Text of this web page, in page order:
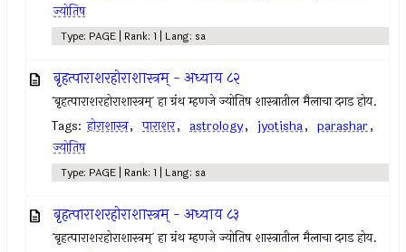
ज्योतिष
Type: PAGE | Rank: 1 | Lang: sa
बृहत्पाराशरहोराशास्त्रम् - अध्याय ८२
`बृहत्पाराशरहोराशास्त्रम्` हा ग्रंथ म्हणजे ज्योतिष शास्त्रातील मैलाचा दगड होय.
Tags: होराशास्त्र, पाराशर, astrology, jyotisha, parashar,
ज्योतिष
Type: PAGE | Rank: 1 | Lang: sa
बृहत्पाराशरहोराशास्त्रम् - अध्याय ८३
`बृहत्पाराशरहोराशास्त्रम्` हा ग्रंथ म्हणजे ज्योतिष शास्त्रातील मैलाचा दगड होय.